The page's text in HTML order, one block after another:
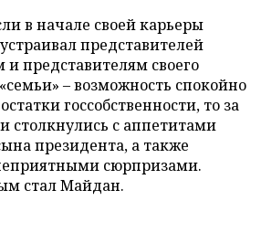
в начале своей карьеры
представителей
и представителям своего
– возможность спокойно
госсобственности, то за
столкнулись с аппетитами
президента, а также
сюрпризами.
стал Майдан.